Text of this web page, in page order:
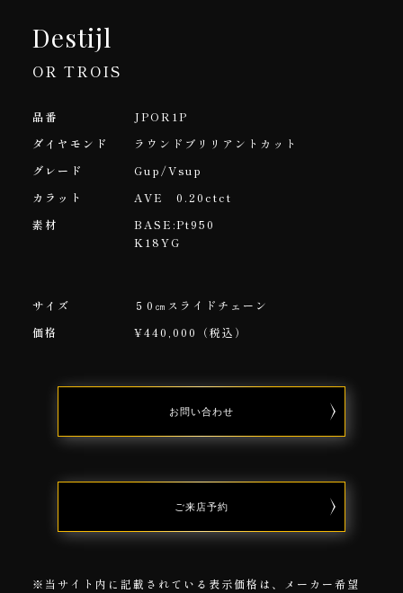
Destijl
OR TROIS
品番
JPOR1P
ダイヤモンド
ラウンドブリリアントカット
グレード
Gup/Vsup
カラット
AVE 0.20ctct
素材
BASE:Pt950
K18YG
サイズ
５0㎝スライドチェーン
価格
¥440,000（税込）
CONTACT
お問い合わせ
RESERVATION
ご来店予約
※当サイト内に記載されている表示価格は、メーカー希望